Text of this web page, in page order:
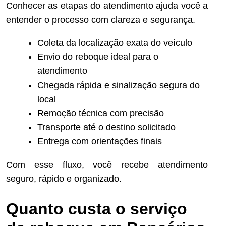
Conhecer as etapas do atendimento ajuda você a
entender o processo com clareza e segurança.
Coleta da localização exata do veículo
Envio do reboque ideal para o
atendimento
Chegada rápida e sinalização segura do
local
Remoção técnica com precisão
Transporte até o destino solicitado
Entrega com orientações finais
Com esse fluxo, você recebe atendimento
seguro, rápido e organizado.
Quanto custa o serviço